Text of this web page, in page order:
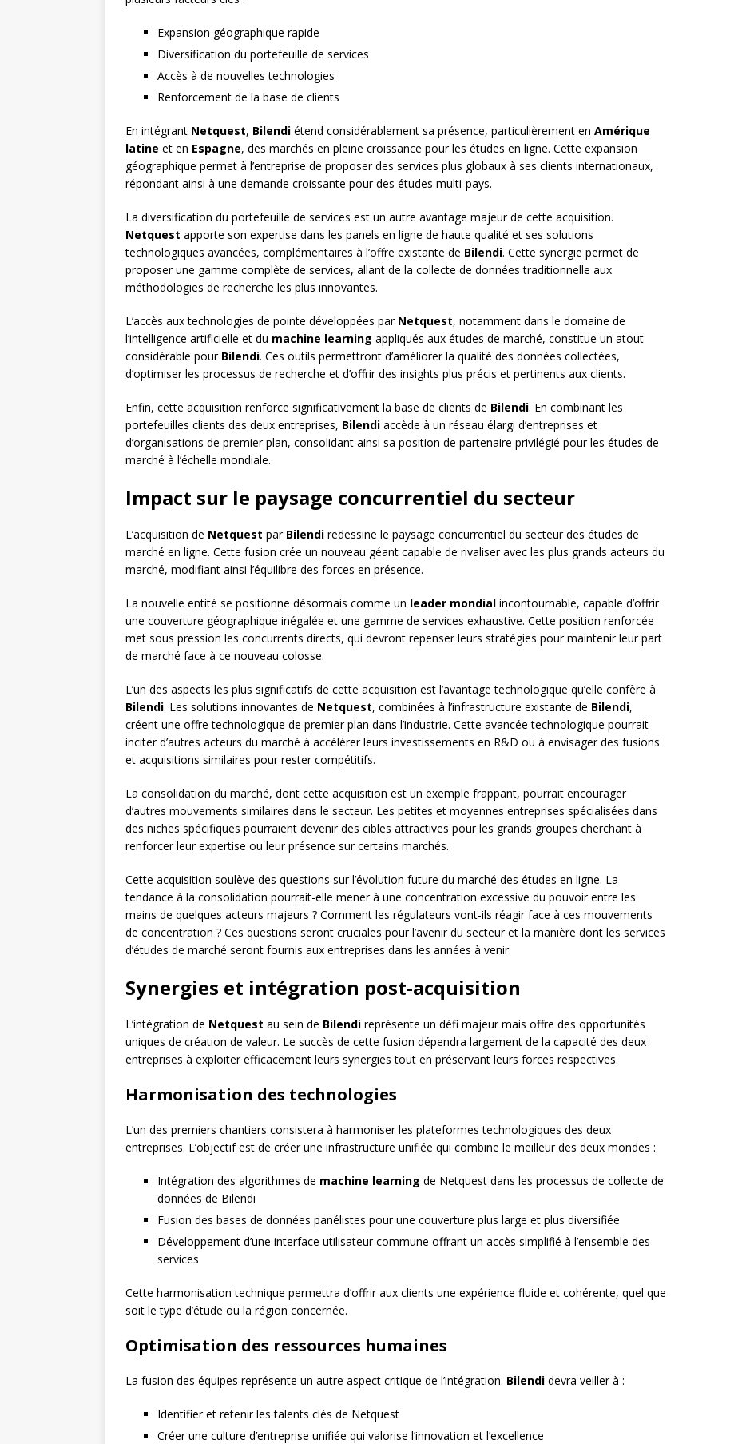
Expansion géographique rapide
Diversification du portefeuille de services
Accès à de nouvelles technologies
Renforcement de la base de clients
En intégrant Netquest, Bilendi étend considérablement sa présence, particulièrement en Amérique
latine et en Espagne, des marchés en pleine croissance pour les études en ligne. Cette expansion
géographique permet à l’entreprise de proposer des services plus globaux à ses clients internationaux,
répondant ainsi à une demande croissante pour des études multi-pays.
La diversification du portefeuille de services est un autre avantage majeur de cette acquisition.
Netquest apporte son expertise dans les panels en ligne de haute qualité et ses solutions
technologiques avancées, complémentaires à l’offre existante de Bilendi. Cette synergie permet de
proposer une gamme complète de services, allant de la collecte de données traditionnelle aux
méthodologies de recherche les plus innovantes.
L’accès aux technologies de pointe développées par Netquest, notamment dans le domaine de
l’intelligence artificielle et du machine learning appliqués aux études de marché, constitue un atout
considérable pour Bilendi. Ces outils permettront d’améliorer la qualité des données collectées,
d’optimiser les processus de recherche et d’offrir des insights plus précis et pertinents aux clients.
Enfin, cette acquisition renforce significativement la base de clients de Bilendi. En combinant les
portefeuilles clients des deux entreprises, Bilendi accède à un réseau élargi d’entreprises et
d’organisations de premier plan, consolidant ainsi sa position de partenaire privilégié pour les études de
marché à l’échelle mondiale.
Impact sur le paysage concurrentiel du secteur
L’acquisition de Netquest par Bilendi redessine le paysage concurrentiel du secteur des études de
marché en ligne. Cette fusion crée un nouveau géant capable de rivaliser avec les plus grands acteurs du
marché, modifiant ainsi l’équilibre des forces en présence.
La nouvelle entité se positionne désormais comme un leader mondial incontournable, capable d’offrir
une couverture géographique inégalée et une gamme de services exhaustive. Cette position renforcée
met sous pression les concurrents directs, qui devront repenser leurs stratégies pour maintenir leur part
de marché face à ce nouveau colosse.
L’un des aspects les plus significatifs de cette acquisition est l’avantage technologique qu’elle confère à
Bilendi. Les solutions innovantes de Netquest, combinées à l’infrastructure existante de Bilendi,
créent une offre technologique de premier plan dans l’industrie. Cette avancée technologique pourrait
inciter d’autres acteurs du marché à accélérer leurs investissements en R&D ou à envisager des fusions
et acquisitions similaires pour rester compétitifs.
La consolidation du marché, dont cette acquisition est un exemple frappant, pourrait encourager
d’autres mouvements similaires dans le secteur. Les petites et moyennes entreprises spécialisées dans
des niches spécifiques pourraient devenir des cibles attractives pour les grands groupes cherchant à
renforcer leur expertise ou leur présence sur certains marchés.
Cette acquisition soulève des questions sur l’évolution future du marché des études en ligne. La
tendance à la consolidation pourrait-elle mener à une concentration excessive du pouvoir entre les
mains de quelques acteurs majeurs ? Comment les régulateurs vont-ils réagir face à ces mouvements
de concentration ? Ces questions seront cruciales pour l’avenir du secteur et la manière dont les services
d’études de marché seront fournis aux entreprises dans les années à venir.
Synergies et intégration post-acquisition
L’intégration de Netquest au sein de Bilendi représente un défi majeur mais offre des opportunités
uniques de création de valeur. Le succès de cette fusion dépendra largement de la capacité des deux
entreprises à exploiter efficacement leurs synergies tout en préservant leurs forces respectives.
Harmonisation des technologies
L’un des premiers chantiers consistera à harmoniser les plateformes technologiques des deux
entreprises. L’objectif est de créer une infrastructure unifiée qui combine le meilleur des deux mondes :
Intégration des algorithmes de machine learning de Netquest dans les processus de collecte de
données de Bilendi
Fusion des bases de données panélistes pour une couverture plus large et plus diversifiée
Développement d’une interface utilisateur commune offrant un accès simplifié à l’ensemble des
services
Cette harmonisation technique permettra d’offrir aux clients une expérience fluide et cohérente, quel que
soit le type d’étude ou la région concernée.
Optimisation des ressources humaines
La fusion des équipes représente un autre aspect critique de l’intégration. Bilendi devra veiller à :
Identifier et retenir les talents clés de Netquest
Créer une culture d’entreprise unifiée qui valorise l’innovation et l’excellence